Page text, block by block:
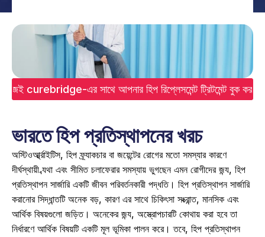
আজই curebridge-এর সাথে আপনার হিপ রিপ্লেসমেন্ট ট্রিটমেন্ট বুক করুন!
ভারতে হিপ প্রতিস্থাপনের খরচ
অস্টিওআর্থ্রাইটিস, হিপ ফ্র্যাকচার বা জয়েন্টের রোগের মতো সমস্যার কারণে
দীর্ঘস্থায়ী ব্যথা এবং সীমিত চলাফেরার সমস্যায় ভুগছেন এমন রোগীদের জন্য, হিপ
প্রতিস্থাপন সার্জারি একটি জীবন পরিবর্তনকারী পদ্ধতি। হিপ প্রতিস্থাপন সার্জারি
করানোর সিদ্ধান্তটি অনেক বড়, কারণ এর সাথে চিকিৎসা সংক্রান্ত, মানসিক এবং
আর্থিক বিষয়গুলো জড়িত। অনেকের জন্য, অস্ত্রোপচারটি কোথায় করা হবে তা
নির্ধারণে আর্থিক বিষয়টি একটি মূল ভূমিকা পালন করে। তবে, হিপ প্রতিস্থাপন